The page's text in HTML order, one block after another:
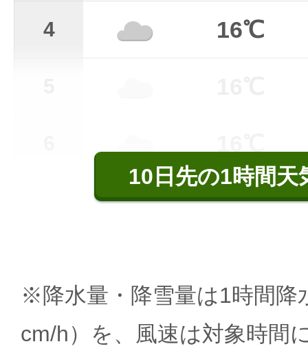
4 16℃
10日先の1時間天
※降水量・降雪量は1時間降
cm/h）を、風速は対象時間